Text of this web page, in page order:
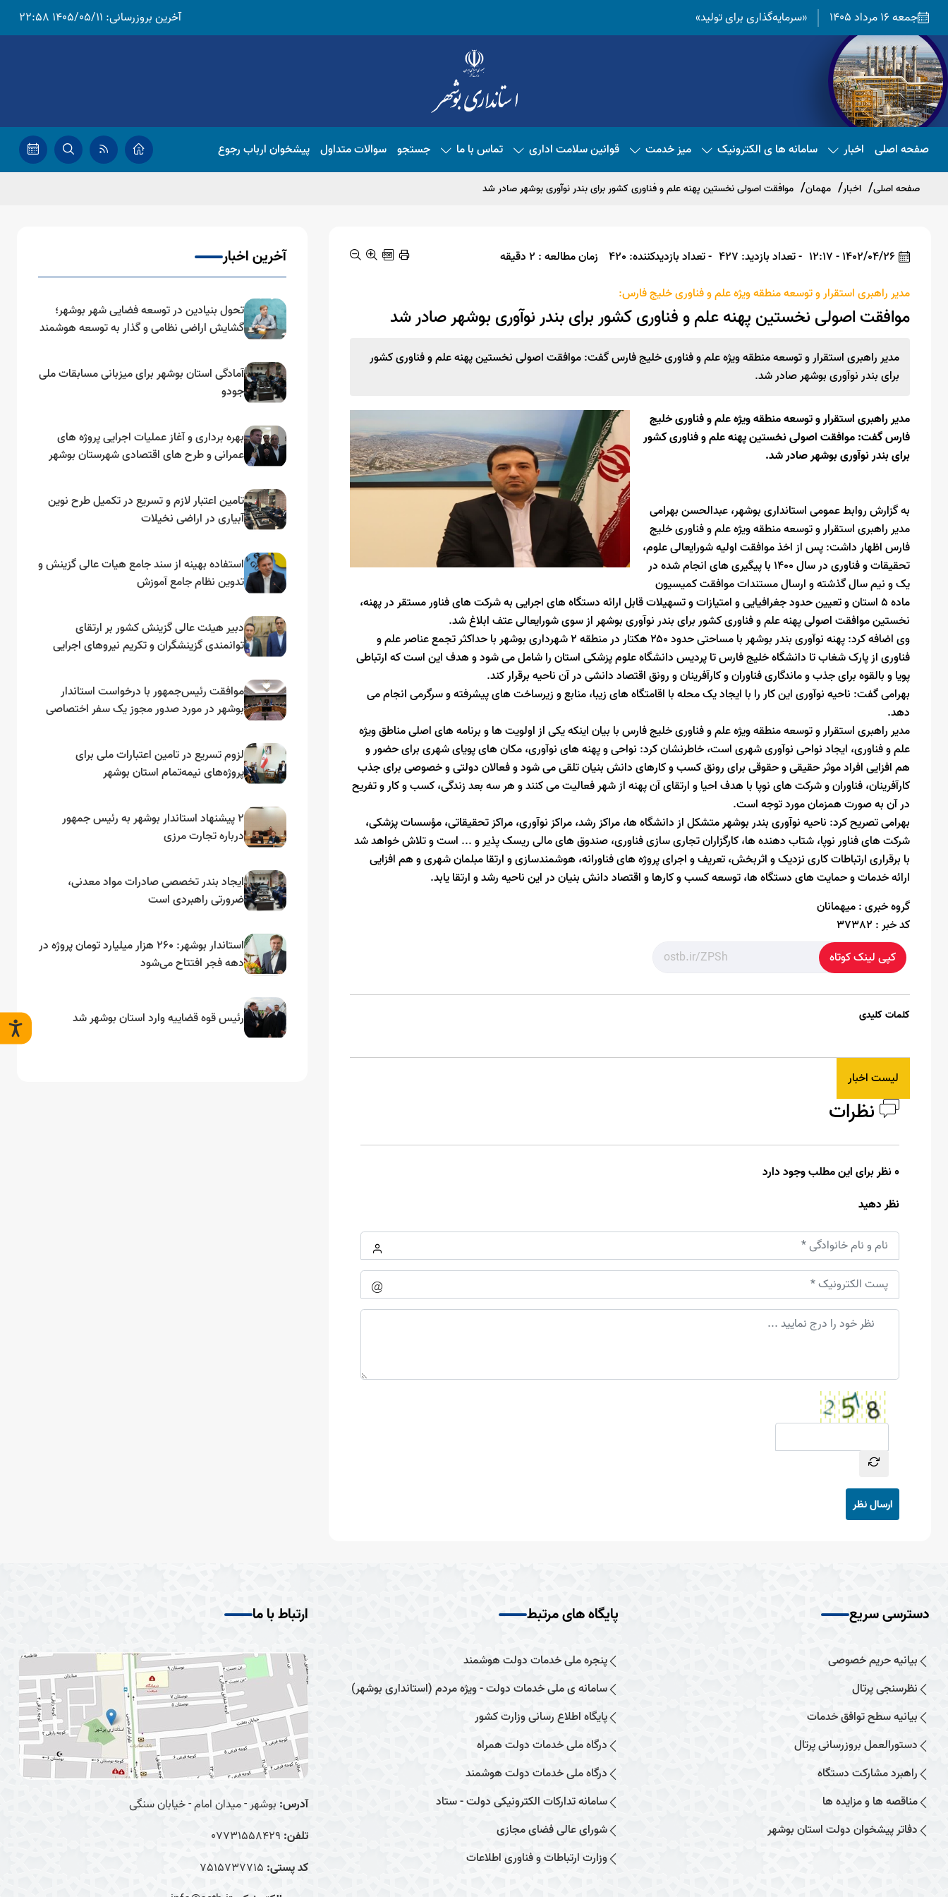
جمعه 16 مرداد 1405 «سرمایه‌گذاری برای تولید» آخرین بروزرسانی: 1405/05/11 22:58
صفحه اصلی اخبار سامانه ها ی الکترونیک میز خدمت قوانین سلامت اداری تماس با ما جستجو سوالات متداول پیشخوان ارباب رجوع
صفحه اصلی اخبار مهمان موافقت اصولی نخستین پهنه علم و فناوری کشور برای بندر نوآوری بوشهر صادر شد
1402/04/26 - 12:17 - تعداد بازدید: 427 - تعداد بازدیدکننده: 420
زمان مطالعه : 2 دقیقه
مدیر راهبری استقرار و توسعه منطقه ویژه علم و فناوری خلیج فارس:
موافقت اصولی نخستین پهنه علم و فناوری کشور برای بندر نوآوری بوشهر صادر شد
مدیر راهبری استقرار و توسعه منطقه ویژه علم و فناوری خلیج فارس گفت: موافقت اصولی نخستین پهنه علم و فناوری کشور
برای بندر نوآوری بوشهر صادر شد.
مدیر راهبری استقرار و توسعه منطقه ویژه علم و فناوری خلیج
فارس گفت: موافقت اصولی نخستین پهنه علم و فناوری کشور
برای بندر نوآوری بوشهر صادر شد.
به گزارش روابط عمومی استانداری بوشهر، عبدالحسن بهرامی
مدیر راهبری استقرار و توسعه منطقه ویژه علم و فناوری خلیج
فارس اظهار داشت: پس از اخذ موافقت اولیه شورایعالی علوم،
تحقیقات و فناوری در سال 1400 با پیگیری های انجام شده در
یک و نیم سال گذشته و ارسال مستندات موافقت کمیسیون
ماده 5 استان و تعیین حدود جغرافیایی و امتیازات و تسهیلات قابل ارائه دستگاه های اجرایی به شرکت های فناور مستقر در پهنه،
نخستین موافقت اصولی پهنه علم و فناوری کشور برای بندر نوآوری بوشهر از سوی شورایعالی عتف ابلاغ شد.
وی اضافه کرد: پهنه نوآوری بندر بوشهر با مساحتی حدود ۲۵۰ هکتار در منطقه 2 شهرداری بوشهر با حداکثر تجمع عناصر علم و
فناوری از پارک شغاب تا دانشگاه خلیج فارس تا پردیس دانشگاه علوم پزشکی استان را شامل می شود و هدف این است که ارتباطی
پویا و بالقوه برای جذب و ماندگاری فناوران و کارآفرینان و رونق اقتصاد دانشی در آن ناحیه برقرار کند.
بهرامی گفت: ناحیه نوآوری این کار را با ایجاد یک محله با اقامتگاه های زیبا، منابع و زیرساخت های پیشرفته و سرگرمی انجام می
دهد.
مدیر راهبری استقرار و توسعه منطقه ویژه علم و فناوری خلیج فارس با بیان اینکه یکی از اولویت ها و برنامه های اصلی مناطق ویژه
علم و فناوری، ایجاد نواحی نوآوری شهری است، خاطرنشان کرد: نواحی و پهنه های نوآوری، مکان های پویای شهری برای حضور و
هم افزایی افراد موثر حقیقی و حقوقی برای رونق کسب و کارهای دانش بنیان تلقی می شود و فعالان دولتی و خصوصی برای جذب
کارآفرینان، فناوران و شرکت های نوپا با هدف احیا و ارتقای آن پهنه از شهر فعالیت می کنند و هر سه بعد زندگی، کسب و کار و تفریح
در آن به صورت همزمان مورد توجه است.
بهرامی تصریح کرد: ناحیه نوآوری بندر بوشهر متشکل از دانشگاه ها، مراکز رشد، مراکز نوآوری، مراکز تحقیقاتی، مؤسسات پزشکی،
شرکت های فناور نوپا، شتاب دهنده ها، کارگزاران تجاری سازی فناوری، صندوق های مالی ریسک پذیر و ... است و تلاش خواهد شد
با برقراری ارتباطات کاری نزدیک و اثربخش، تعریف و اجرای پروژه های فناورانه، هوشمندسازی و ارتقا مبلمان شهری و هم افزایی
ارائه خدمات و حمایت های دستگاه ها، توسعه کسب و کارها و اقتصاد دانش بنیان در این ناحیه رشد و ارتقا یابد.
گروه خبری :میهمانان
کد خبر : 37382
کپی لینک کوتاه
کلمات کلیدی
لیست اخبار
نظرات
0 نظر برای این مطلب وجود دارد
نظر دهید
ارسال نظر
آخرین اخبار
تحول بنیادین در توسعه فضایی شهر بوشهر؛
گشایش اراضی نظامی و گذار به توسعه هوشمند
آمادگی استان بوشهر برای میزبانی مسابقات ملی
جودو
بهره برداری و آغاز عملیات اجرایی پروژه های
عمرانی و طرح های اقتصادی شهرستان بوشهر
تامین اعتبار لازم و تسریع در تکمیل طرح نوین
آبیاری در اراضی نخیلات
استفاده بهینه از سند جامع هیات عالی گزینش و‌
تدوین نظام جامع آموزش
دبیر هیئت عالی گزینش کشور بر ارتقای
توانمندی گزینشگران و تکریم نیروهای اجرایی
موافقت رئیس‌جمهور با درخواست استاندار
بوشهر در مورد صدور مجوز یک سفر اختصاصی
لزوم تسریع در تامین اعتبارات ملی برای
پروژه‌های نیمه‌تمام استان بوشهر
۲ پیشنهاد استاندار بوشهر به رئیس جمهور
درباره تجارت مرزی
ایجاد بندر تخصصی صادرات مواد معدنی،
ضرورتی راهبردی است
استاندار بوشهر: ۲۶۰ هزار میلیارد تومان پروژه در
دهه فجر افتتاح می‌شود
رئیس قوه قضاییه وارد استان بوشهر شد
دسترسی سریع
بیانیه حریم خصوصی
نظرسنجی پرتال
بیانیه سطح توافق خدمات
دستورالعمل بروزرسانی پرتال
راهبرد مشارکت دستگاه
مناقصه ها و مزایده ها
دفاتر پیشخوان دولت استان بوشهر
پایگاه های مرتبط
پنجره ملی خدمات دولت هوشمند
سامانه ی ملی خدمات دولت - ویژه مردم (استانداری بوشهر)
پایگاه اطلاع رسانی وزارت کشور
درگاه ملی خدمات دولت همراه
درگاه ملی خدمات دولت هوشمند
سامانه تدارکات الکترونیکی دولت - ستاد
شورای عالی فضای مجازی
وزارت ارتباطات و فناوری اطلاعات
ارتباط با ما
آدرس: بوشهر - میدان امام - خیابان سنگی
تلفن: 07731558429
کد پستی: 7515737715